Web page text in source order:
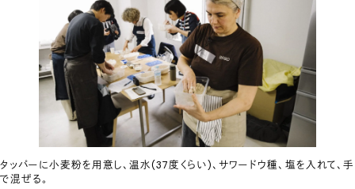
タッパーに小麦粉を用意し、温水(37度くらい)、サワードウ種、塩を入れて、手
で混ぜる。